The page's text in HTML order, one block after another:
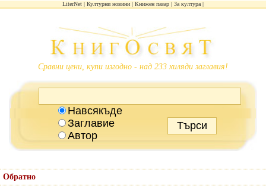
LiterNet Културни новини Книжен пазар За култура
Сравни цени, купи изгодно - над 233 хиляди заглавия!
Навсякъде
Заглавие
Автор
Обратно